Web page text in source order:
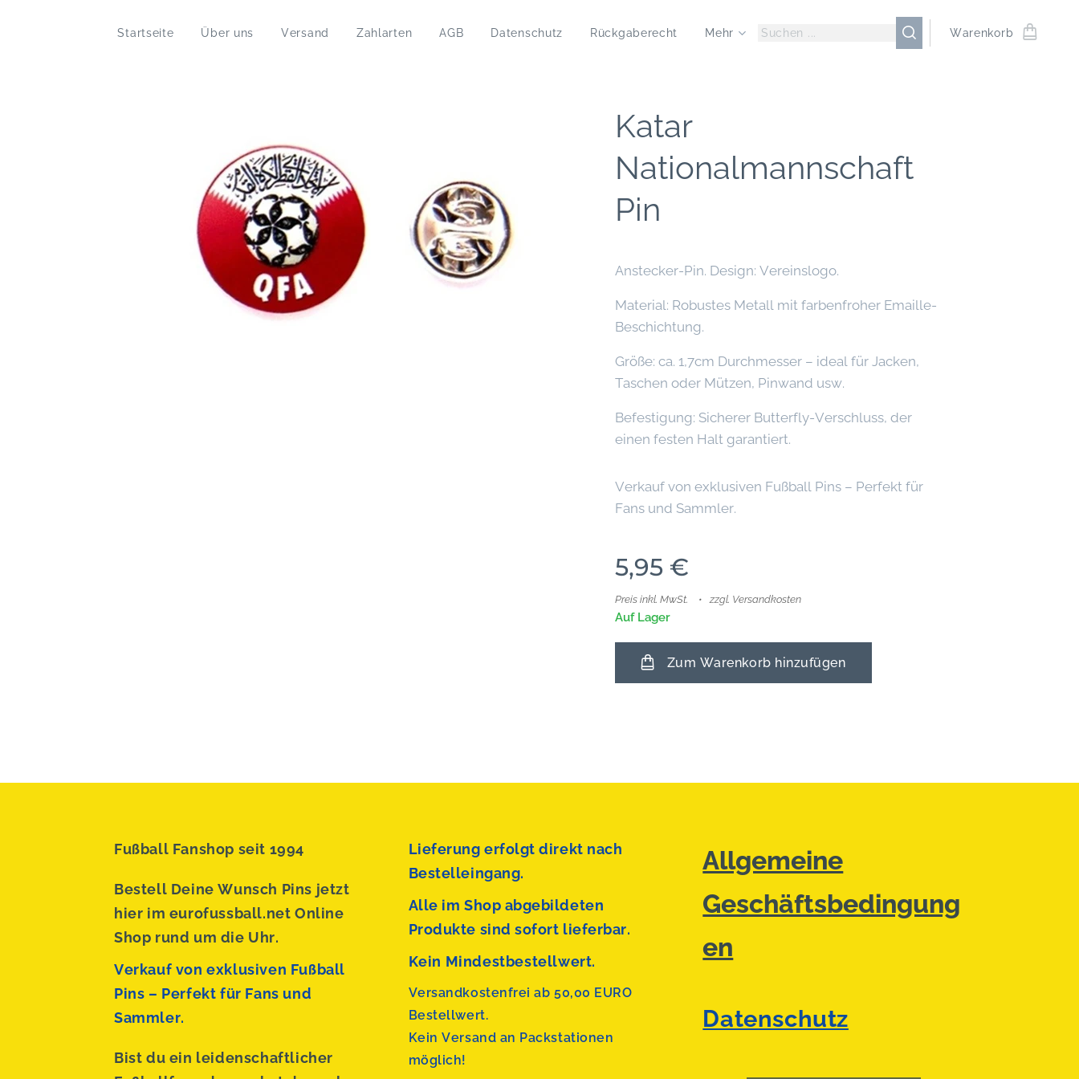
Startseite Über uns Versand Zahlarten AGB Datenschutz Rückgaberecht Mehr Warenkorb
Katar
Nationalmannschaft
Pin
Anstecker-Pin. Design: Vereinslogo.
Material: Robustes Metall mit farbenfroher Emaille-
Beschichtung.
Größe: ca. 1,7cm Durchmesser – ideal für Jacken,
Taschen oder Mützen, Pinwand usw.
Befestigung: Sicherer Butterfly-Verschluss, der
einen festen Halt garantiert.
Verkauf von exklusiven Fußball Pins – Perfekt für
Fans und Sammler.
5,95 €
Preis inkl. MwSt. zzgl. Versandkosten
Auf Lager
Zum Warenkorb hinzufügen
Fußball Fanshop seit 1994
Bestell Deine Wunsch Pins jetzt
hier im eurofussball.net Online
Shop rund um die Uhr.
Verkauf von exklusiven Fußball
Pins – Perfekt für Fans und
Sammler.
Bist du ein leidenschaftlicher
Lieferung erfolgt direkt nach
Bestelleingang.
Alle im Shop abgebildeten
Produkte sind sofort lieferbar.
Kein Mindestbestellwert.
Versandkostenfrei ab 50,00 EURO
Bestellwert.
Kein Versand an Packstationen
möglich!
Allgemeine
Geschäftsbedingung
en
Datenschutz